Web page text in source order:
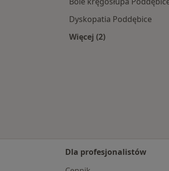
Dyskopatia Poddębice
Więcej (2)
Dla profesjonalistów